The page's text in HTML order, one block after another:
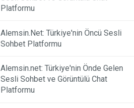
Platformu
Alemsin.Net: Türkiye'nin Öncü Sesli
Sohbet Platformu
Alemsin.net: Türkiye'nin Önde Gelen
Sesli Sohbet ve Görüntülü Chat
Platformu